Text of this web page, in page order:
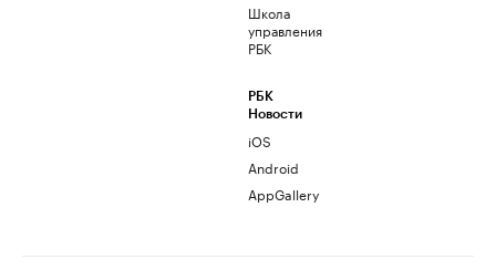
Школа
управления
РБК
РБК
Новости
iOS
Android
AppGallery